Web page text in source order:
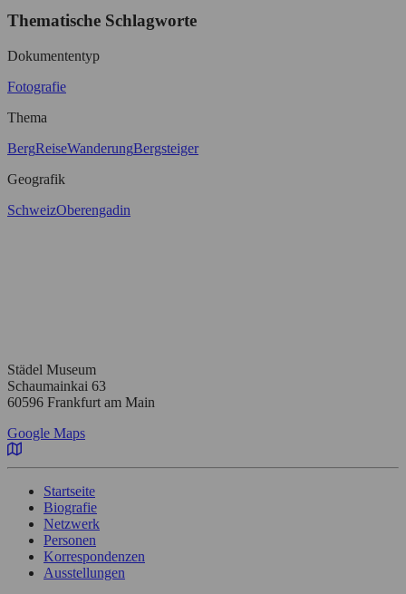
Thematische Schlagworte
Dokumententyp
Fotografie
Thema
BergReiseWanderungBergsteiger
Geografik
SchweizOberengadin
Städel Museum
Schaumainkai 63
60596 Frankfurt am Main
Google Maps
Startseite
Biografie
Netzwerk
Personen
Korrespondenzen
Ausstellungen